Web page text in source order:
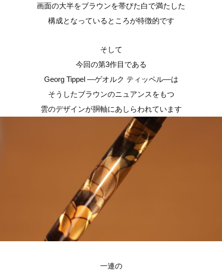
画面の大半をブラウンを帯びた白で満たした
構成となっているところが特徴的です
そして
今回の第3作目である
Georg Tippel ―ゲオルク ティッペル―は
そうしたブラウンのニュアンスをもつ
雲のデザインが胴軸にあしらわれています
一連の